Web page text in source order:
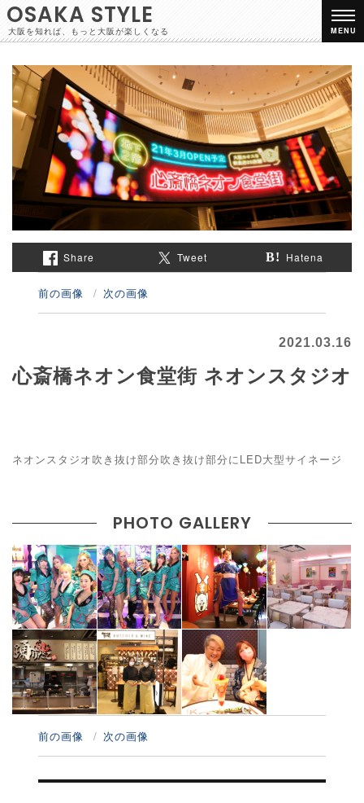
OSAKA STYLE
大阪を知れば、もっと大阪が楽しくなる MENU
Share Tweet Hatena
前の画像 次の画像
2021.03.16
心斎橋ネオン食堂街 ネオンスタジオ
ネオンスタジオ吹き抜け部分吹き抜け部分にLED大型サイネージ
PHOTO GALLERY
前の画像 次の画像
投